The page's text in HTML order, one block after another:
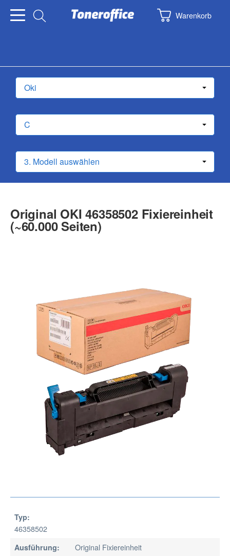
Warenkorb
Original OKI 46358502 Fixiereinheit
(~60.000 Seiten)
Typ:
46358502
Ausführung: Original Fixiereinheit